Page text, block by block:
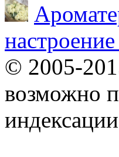
© 2005-
возможно